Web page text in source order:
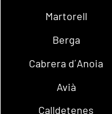
Martorell
Berga
Cabrera d´Anoia
Avià
Calldetenes